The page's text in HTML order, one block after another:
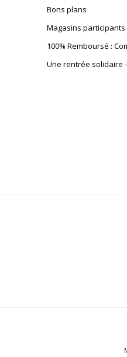
Bons plans
Magasins participants
100% Remboursé :
Une rentrée solidaire